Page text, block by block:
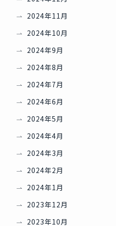
2024年11月
2024年10月
2024年9月
2024年8月
2024年7月
2024年6月
2024年5月
2024年4月
2024年3月
2024年2月
2024年1月
2023年12月
2023年10月